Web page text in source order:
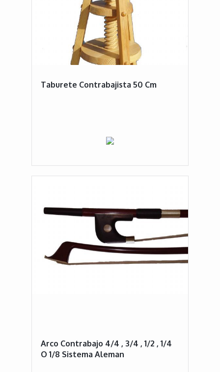
Taburete Contrabajista 50 Cm
Arco Contrabajo 4/4 , 3/4 , 1/2 , 1/4
O 1/8 Sistema Aleman